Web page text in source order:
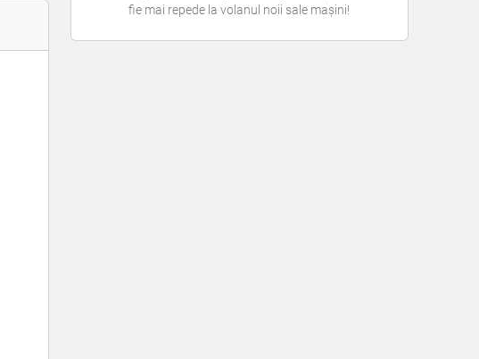
fie mai repede la volanul noii sale mașini!